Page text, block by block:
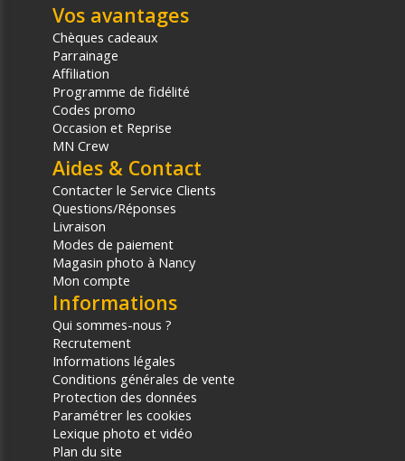
Vos avantages
Chèques cadeaux
Parrainage
Affiliation
Programme de fidélité
Codes promo
Occasion et Reprise
MN Crew
Aides & Contact
Contacter le Service Clients
Questions/Réponses
Livraison
Modes de paiement
Magasin photo à Nancy
Mon compte
Informations
Qui sommes-nous ?
Recrutement
Informations légales
Conditions générales de vente
Protection des données
Paramétrer les cookies
Lexique photo et vidéo
Plan du site